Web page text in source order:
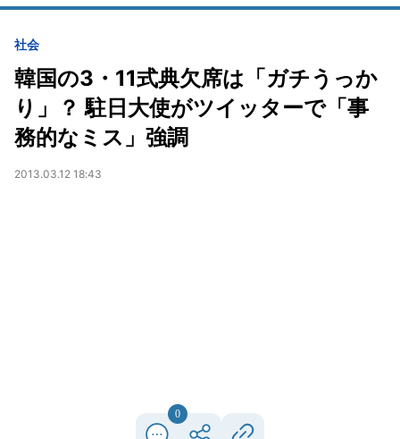
社会
韓国の3・11式典欠席は「ガチうっか
り」？ 駐日大使がツイッターで「事
務的なミス」強調
2013.03.12 18:43
0